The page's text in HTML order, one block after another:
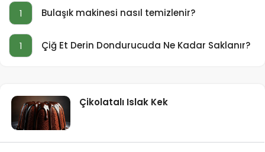
1 Bulaşık makinesi nasıl temizlenir?
1 Çiğ Et Derin Dondurucuda Ne Kadar Saklanır?
Çikolatalı Islak Kek